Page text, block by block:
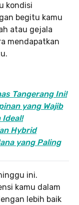
kondisi
begitu kamu
atau gejala
mendapatkan
Tangerang Ini!
yang Wajib
Ideal!
Hybrid
yang Paling
ini.
kamu dalam
lebih baik